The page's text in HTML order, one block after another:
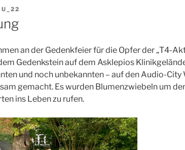
an der Gedenkfeier für die Opfer der „T4-
Gedenkstein auf dem Asklepios
und noch unbekannten – auf den Audio-City
gemacht. Es wurden Blumenzwiebeln um
ins Leben zu rufen.